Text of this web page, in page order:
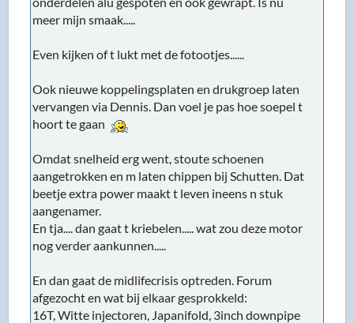
meer mijn smaak.....
Even kijken of t lukt met de fotootjes......
Ook nieuwe koppelingsplaten en drukgroep laten
vervangen via Dennis. Dan voel je pas hoe soepel t
hoort te gaan
Omdat snelheid erg went, stoute schoenen
aangetrokken en m laten chippen bij Schutten. Dat
beetje extra power maakt t leven ineens n stuk
aangenamer.
En tja.... dan gaat t kriebelen..... wat zou deze motor
nog verder aankunnen.....
En dan gaat de midlifecrisis optreden. Forum
afgezocht en wat bij elkaar gesprokkeld:
16T, Witte injectoren, Japanifold, 3inch downpipe